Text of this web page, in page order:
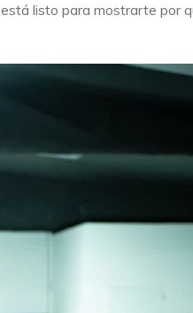
listo para mostrarte por